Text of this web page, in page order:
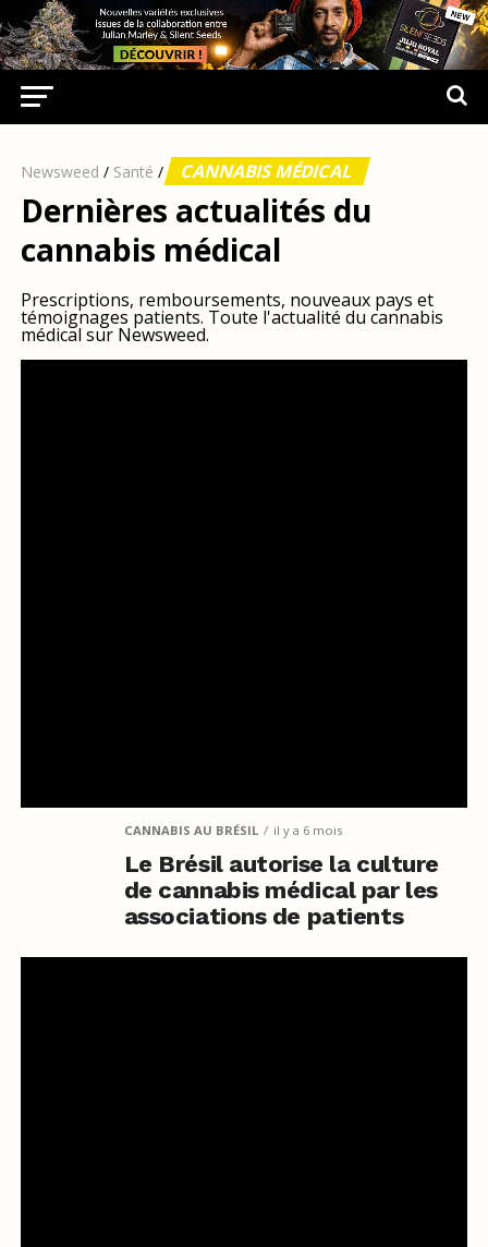
Newsweed / Santé / CANNABIS MÉDICAL
Dernières actualités du
cannabis médical
Prescriptions, remboursements, nouveaux pays et
témoignages patients. Toute l'actualité du cannabis
médical sur Newsweed.
CANNABIS AU BRÉSIL il y a 6 mois
Le Brésil autorise la culture
de cannabis médical par les
associations de patients